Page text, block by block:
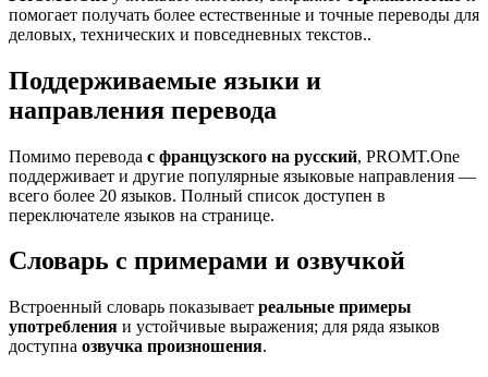
помогает получать более естественные и точные переводы для
деловых, технических и повседневных текстов..
Поддерживаемые языки и
направления перевода
Помимо перевода с французского на русский, PROMT.One
поддерживает и другие популярные языковые направления —
всего более 20 языков. Полный список доступен в
переключателе языков на странице.
Словарь с примерами и озвучкой
Встроенный словарь показывает реальные примеры
употребления и устойчивые выражения; для ряда языков
доступна озвучка произношения.